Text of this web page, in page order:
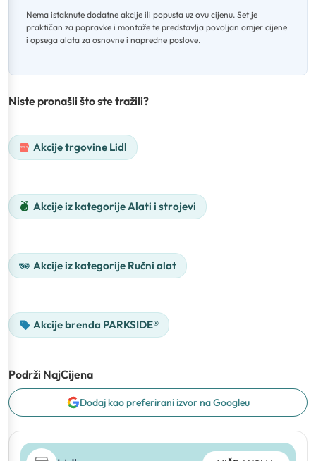
Nema istaknute dodatne akcije ili popusta uz ovu cijenu. Set je
praktičan za popravke i montaže te predstavlja povoljan omjer cijene
i opsega alata za osnovne i napredne poslove.
Niste pronašli što ste tražili?
Akcije trgovine Lidl
Akcije iz kategorije Alati i strojevi
Akcije iz kategorije Ručni alat
Akcije brenda PARKSIDE®
Podrži NajCijena
Dodaj kao preferirani izvor na Googleu